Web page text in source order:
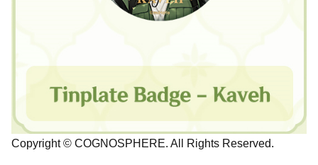
Copyright © COGNOSPHERE. All Rights Reserved.